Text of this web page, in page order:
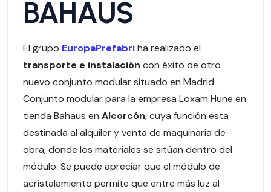
BAHAUS
El grupo EuropaPrefabriha realizado el
transporte e instalación con éxito de otro
nuevo conjunto modular situado en Madrid.
Conjunto modular para la empresa Loxam Hune en
tienda Bahaus en Alcorcón, cuya función esta
destinada al alquiler y venta de maquinaria de
obra, donde los materiales se sitúan dentro del
módulo. Se puede apreciar que el módulo de
acristalamiento permite que entre más luz al